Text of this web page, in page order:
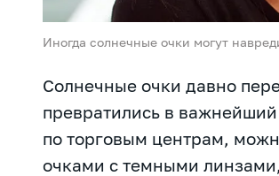
Иногда солнечные очки могут
Солнечные очки давно
превратились в
по торговым центрам,
очками с темными